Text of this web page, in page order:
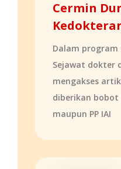
Cermin
Dalam program
Sejawat dokter
mengakses
diberikan bobot
maupun PP IAI